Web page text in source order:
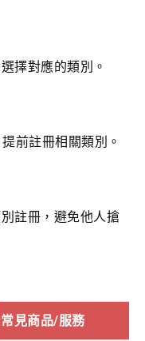
擇對應的類別。
前註冊相關類別。
註冊，避免他人搶
常見商品/服務